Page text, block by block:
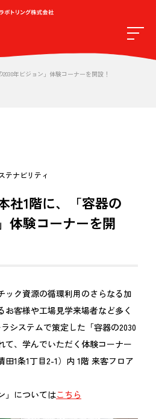
年ビジョン」体験コーナーを開設！
テナビリティ
社1階に、「容器の
体験コーナーを開
ック資源の循環利用のさらなる加
お客様や工場見学来場者など多く
システムで策定した「容器の2030
て、学んでいただく体験コーナー
1条1丁目2-1）内 1階 来客フロア
」についてはこちら